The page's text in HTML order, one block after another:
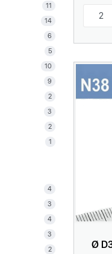
11
14
6
5
10
9
2
3
2
1
4
3
4
3
2
Ø